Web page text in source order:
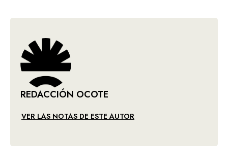
REDACCIÓN OCOTE
VER LAS NOTAS DE ESTE AUTOR